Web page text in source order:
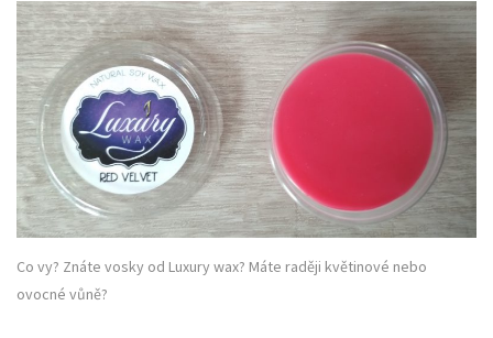
Co vy? Znáte vosky od Luxury wax? Máte raději květinové nebo
ovocné vůně?